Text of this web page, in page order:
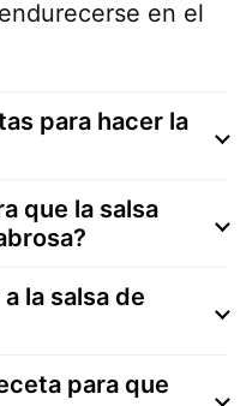
en el
para hacer la
que la salsa
la salsa de
para que